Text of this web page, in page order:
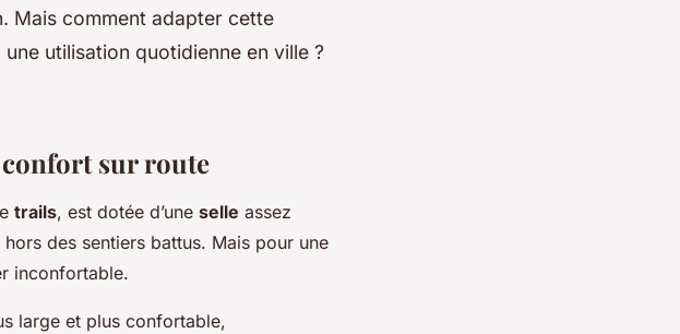
Mais comment adapter cette
utilisation quotidienne en ville ?
sur route
trails, est dotée d’une selle assez
des sentiers battus. Mais pour une
inconfortable.
large et plus confortable,